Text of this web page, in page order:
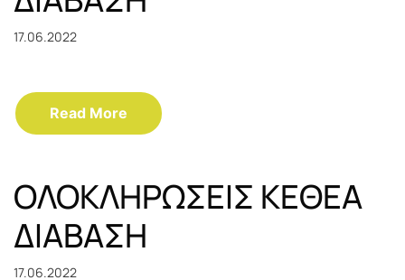
17.06.2022
Read More
OΛΟΚΛΗΡΩΣΕΙΣ ΚΕΘΕΑ
ΔΙΑΒΑΣΗ
17.06.2022